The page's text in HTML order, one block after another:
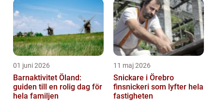
01 juni 2026
Barnaktivitet Öland:
guiden till en rolig dag för
hela familjen
11 maj 2026
Snickare i Örebro
finsnickeri som lyfter hela
fastigheten